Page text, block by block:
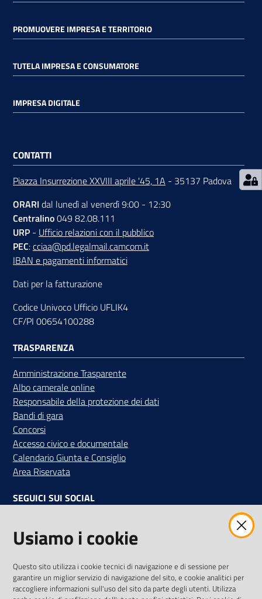
La
Camera
Prenota
zione
on line
Servizi
online
Contatti
Newsle
tter
Sala
Seguici
su
PROMUOVERE IMPRESA E TERRITORIO
TUTELA IMPRESA E CONSUMATORE
IMPRESA DIGITALE
CONTATTI
Piazza Insurrezione XXVIII aprile '45, 1A - 35137 Padova
ORARI dal lunedì al venerdì 9:00 - 12:30
Centralino049 82.08.111
URP - Ufficio relazioni con il pubblico
PEC:cciaa@pd.legalmail.camcom.it
IBAN e pagamenti informatici
Dati per la fatturazione
Codice Univoco Ufficio UFLIK4
CF/PI 00654100288
TRASPARENZA
Amministrazione Trasparente
Albo camerale online
Responsabile della protezione dei dati
Bandi di gara
Concorsi
Accesso civico e documentale
Calendario Giunta e Consiglio
Area Riservata
SEGUICI SUI SOCIAL
Ricevi tutti gli aggiornamenti su eventi, nuove opportunità e
adempimenti normativi
Usiamo i cookie
Questo sito utilizza i cookie tecnici di navigazione e di sessione per
garantire un miglior servizio di navigazione del sito, e cookie analitici per
raccogliere informazioni sull'uso del sito da parte degli utenti. Utilizza